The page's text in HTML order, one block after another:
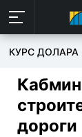
КУРС ДОЛАРА
дороги